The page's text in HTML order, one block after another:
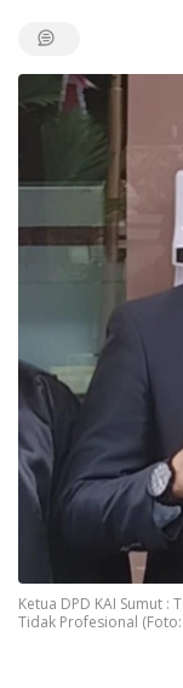
Ketua DPD KAI Sumut :
Tidak Profesional (Foto: